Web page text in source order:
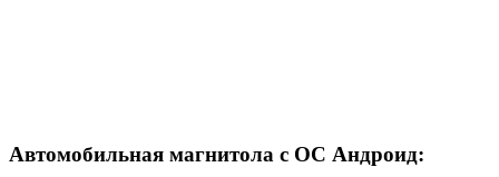
Автомобильная магнитола с ОС Андроид: